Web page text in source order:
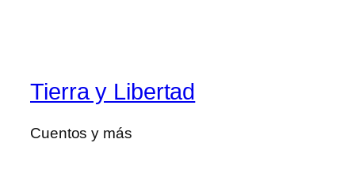
Tierra y Libertad
Cuentos y más